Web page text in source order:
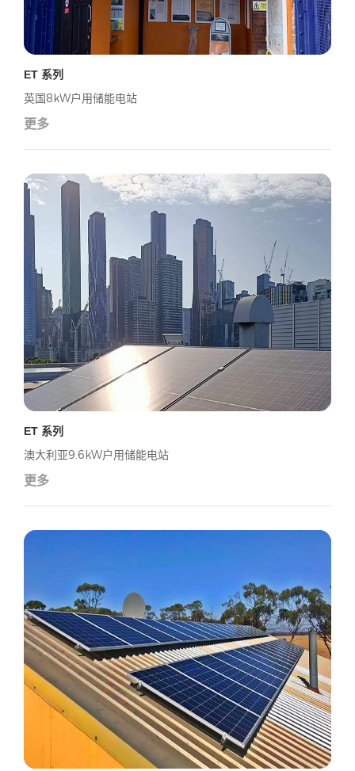
ET 系列
英国8kW户用储能电站
更多
ET 系列
澳大利亚9.6kW户用储能电站
更多